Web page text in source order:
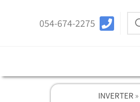
054-674-2275
»